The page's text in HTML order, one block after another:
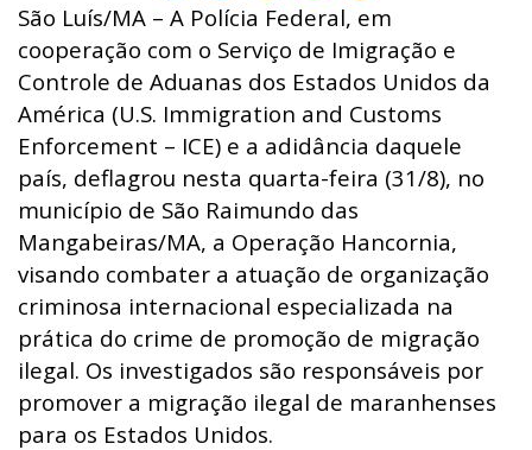
São Luís/MA – A Polícia Federal, em
cooperação com o Serviço de Imigração e
Controle de Aduanas dos Estados Unidos da
América (U.S. Immigration and Customs
Enforcement – ICE) e a adidância daquele
país, deflagrou nesta quarta-feira (31/8), no
município de São Raimundo das
Mangabeiras/MA, a Operação Hancornia,
visando combater a atuação de organização
criminosa internacional especializada na
prática do crime de promoção de migração
ilegal. Os investigados são responsáveis por
promover a migração ilegal de maranhenses
para os Estados Unidos.